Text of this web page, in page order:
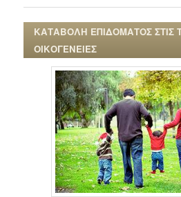
ΚΑΤΑΒΟΛΗ ΕΠΙΔΟΜΑΤΟΣ ΣΤΙΣ
ΟΙΚΟΓΕΝΕΙΕΣ